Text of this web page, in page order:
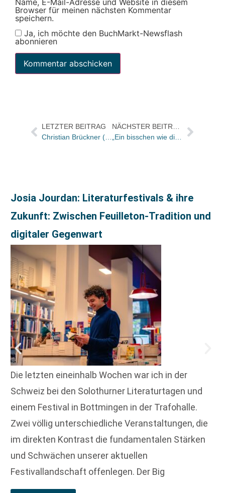
Browser für meinen nächsten Kommentar
speichern.
Ja, ich möchte den BuchMarkt-Newsflash
abonnieren
LETZTER BEITRAG
Christian Brückner (80)
Josia Jourdan: Literaturfestivals & ihre
Zukunft: Zwischen Feuilleton-Tradition und
digitaler Gegenwart
Die letzten eineinhalb Wochen war ich in der
Schweiz bei den Solothurner Literaturtagen und
einem Festival in Bottmingen in der Trafohalle.
Zwei völlig unterschiedliche Veranstaltungen, die
im direkten Kontrast die fundamentalen Stärken
und Schwächen unserer aktuellen
Festivallandschaft offenlegen. Der Big